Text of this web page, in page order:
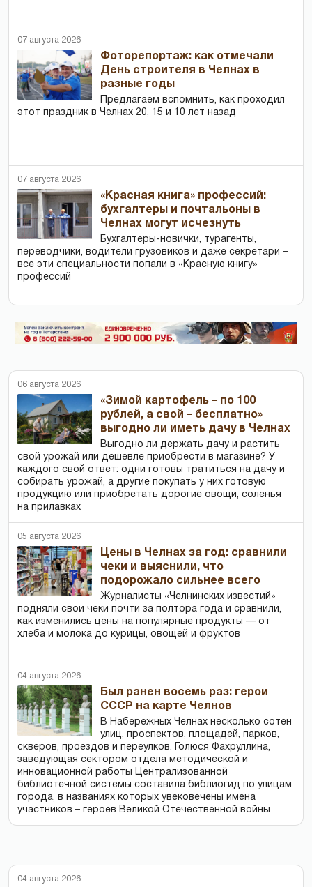
07 августа 2026
Фоторепортаж: как отмечали
День строителя в Челнах в
разные годы
Предлагаем вспомнить, как проходил
этот праздник в Челнах 20, 15 и 10 лет назад
07 августа 2026
«Красная книга» профессий:
бухгалтеры и почтальоны в
Челнах могут исчезнуть
Бухгалтеры-новички, тур­агенты,
переводчики, водители грузовиков и даже секретари –
все эти специальности попали в «Красную книгу»
профессий
06 августа 2026
«Зимой картофель – по 100
рублей, а свой – бесплатно»
выгодно ли иметь дачу в Челнах
Выгодно ли держать дачу и растить
свой урожай или дешевле приобрести в магазине? У
каждого свой ответ: одни готовы тратиться на дачу и
собирать урожай, а другие покупать у них готовую
продукцию или приобретать дорогие овощи, соленья
на прилавках
05 августа 2026
Цены в Челнах за год: сравнили
чеки и выяснили, что
подорожало сильнее всего
Журналисты «Челнинских известий»
подняли свои чеки почти за полтора года и сравнили,
как изменились цены на популярные продукты — от
хлеба и молока до курицы, овощей и фруктов
04 августа 2026
Был ранен восемь раз: герои
СССР на карте Челнов
В Набережных Челнах несколько сотен
улиц, проспектов, площадей, парков,
скверов, проездов и переулков. Голюся Фахруллина,
заведующая сектором отдела методической и
инновационной работы Централизованной
библиотечной системы составила библиогид по улицам
города, в названиях которых увековечены имена
участников – героев Великой Отечественной войны
04 августа 2026